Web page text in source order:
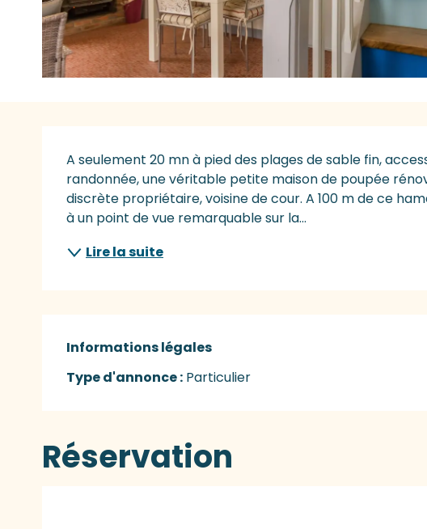
Description
A seulement 20 mn à pied des plages de sable fin,
randonnée, une véritable petite maison de poupée
discrète propriétaire, voisine de cour. A 100 m de ce
à un point de vue remarquable sur la...
Lire la suite
Informations légales
Informations légales
Type d'annonce : Particulier
Réservation